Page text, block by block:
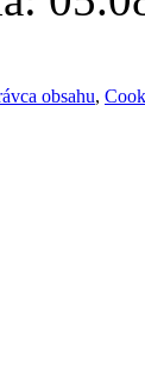
obsahu,